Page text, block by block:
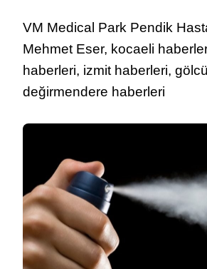
VM Medical Park Pendik
Mehmet Eser, kocaeli
haberleri, izmit haberleri,
değirmendere haberleri